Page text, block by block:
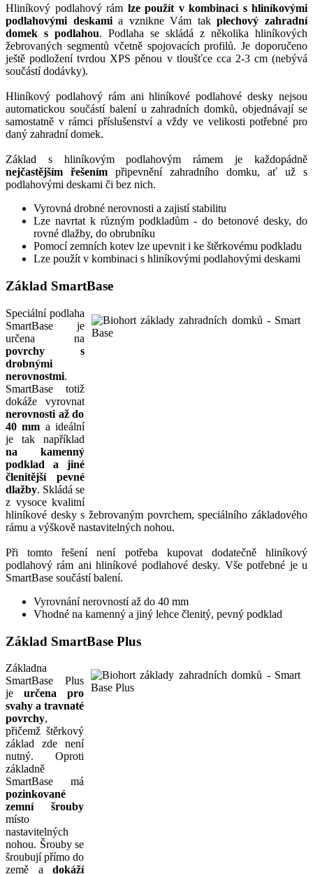
Hliníkový podlahový rám lze použít v kombinaci s hliníkovými
podlahovými deskamia vznikne Vám takplechový zahradní
domek s podlahou. Podlaha se skládá z několika hliníkových
žebrovaných segmentů včetně spojovacích profilů. Je doporučeno
ještě podložení tvrdou XPS pěnou v tloušťce cca 2-3 cm (nebývá
součástí dodávky).
Hliníkový podlahový rám ani hliníkové podlahové desky nejsou
automatickou součástí balení u zahradních domků, objednávají se
samostatně v rámci příslušenství a vždy ve velikosti potřebné pro
daný zahradní domek.
Základ s hliníkovým podlahovým rámem je každopádně
nejčastějším řešením připevnění zahradního domku, ať už s
podlahovými deskami či bez nich.
Vyrovná drobné nerovnosti a zajistí stabilitu
Lze navrtat k různým podkladům - do betonové desky, do
rovné dlažby, do obrubníku
Pomocí zemních kotev lze upevnit i ke štěrkovému podkladu
Lze použít v kombinaci s hliníkovými podlahovými deskami
Základ SmartBase
Speciální podlaha
SmartBase je
určena na
povrchy s
drobnými
nerovnostmi.
SmartBase totiž
dokáže vyrovnat
nerovnosti až do
40 mm a ideální
je tak například
na kamenný
podklad a jiné
členitější pevné
dlažby. Skládá se
z vysoce kvalitní
hliníkové desky s žebrovaným povrchem, speciálního základového
rámu a výškově nastavitelných nohou.
Při tomto řešení není potřeba kupovat dodatečně hliníkový
podlahový rám ani hliníkové podlahové desky. Vše potřebné je u
SmartBase součástí balení.
Vyrovnání nerovností až do 40 mm
Vhodné na kamenný a jiný lehce členitý, pevný podklad
Základ SmartBase Plus
Základna
SmartBase Plus
je určena pro
svahy a travnaté
povrchy,
přičemž štěrkový
základ zde není
nutný. Oproti
základně
SmartBase má
pozinkované
zemní šrouby
místo
nastavitelných
nohou. Šrouby se
šroubují přímo do
země a dokáží